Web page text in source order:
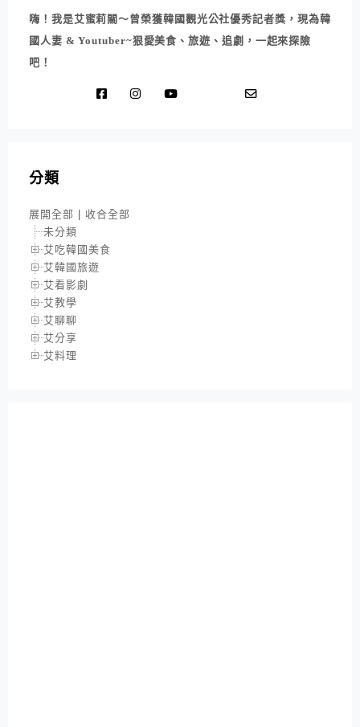
嗨！我是艾蜜莉關～曾榮獲韓國觀光公社優秀記者獎，現為韓
國人妻 & Youtuber~狠愛美食、旅遊、追劇，一起來探險
吧！
分類
展開全部 | 收合全部
未分類
艾吃韓國美食
艾韓國旅遊
艾看影劇
艾教學
艾聊聊
艾分享
艾料理